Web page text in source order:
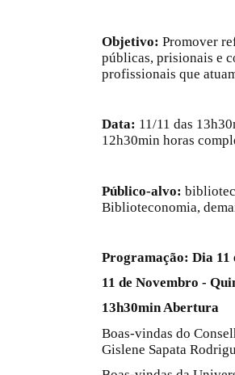
Objetivo: Promover
públicas, prisionais e
profissionais que
Data: 11/11 das
12h30min horas
Público-alvo:
Biblioteconomia,
Programação: Dia 11
11 de Novembro -
13h30min Abertura
Boas-vindas do
Gislene Sapata